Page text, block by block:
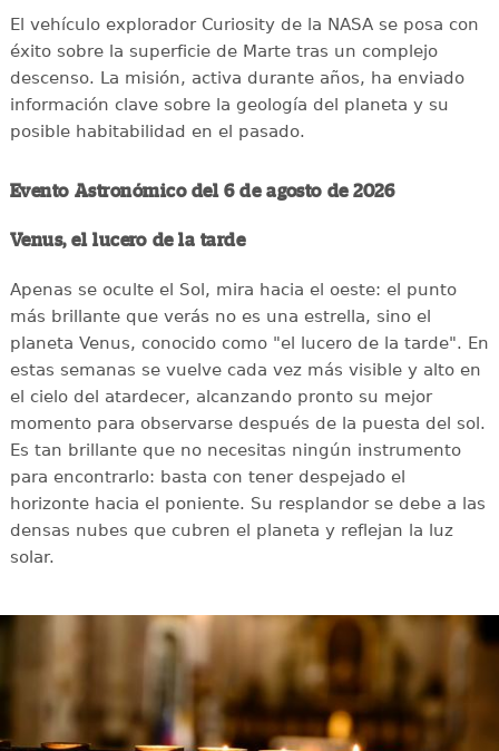
El vehículo explorador Curiosity de la NASA se posa con
éxito sobre la superficie de Marte tras un complejo
descenso. La misión, activa durante años, ha enviado
información clave sobre la geología del planeta y su
posible habitabilidad en el pasado.
Evento Astronómico del 6 de agosto de 2026
Venus, el lucero de la tarde
Apenas se oculte el Sol, mira hacia el oeste: el punto
más brillante que verás no es una estrella, sino el
planeta Venus, conocido como "el lucero de la tarde". En
estas semanas se vuelve cada vez más visible y alto en
el cielo del atardecer, alcanzando pronto su mejor
momento para observarse después de la puesta del sol.
Es tan brillante que no necesitas ningún instrumento
para encontrarlo: basta con tener despejado el
horizonte hacia el poniente. Su resplandor se debe a las
densas nubes que cubren el planeta y reflejan la luz
solar.